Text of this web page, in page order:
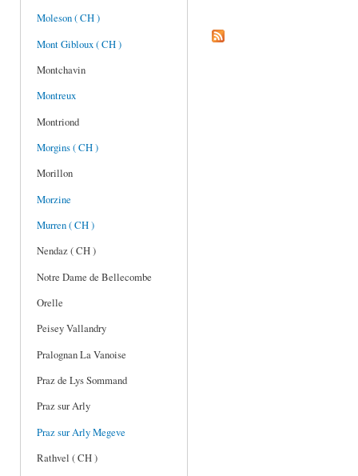
Moleson ( CH )
Mont Gibloux ( CH )
Montchavin
Montreux
Montriond
Morgins ( CH )
Morillon
Morzine
Murren ( CH )
Nendaz ( CH )
Notre Dame de Bellecombe
Orelle
Peisey Vallandry
Pralognan La Vanoise
Praz de Lys Sommand
Praz sur Arly
Praz sur Arly Megeve
Rathvel ( CH )